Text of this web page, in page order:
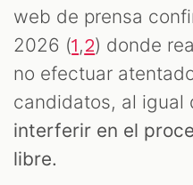
web de prensa
2026 (1,2) donde
no efectuar
candidatos, al igual
interferir en el
libre.